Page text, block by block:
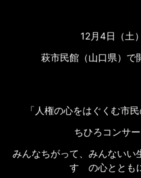
12月4日（土）
萩市民館（山口県）で
「人権の心をはぐくむ市
ちひろコンサー
みんなちがって、みんないい
すゞの心ととも